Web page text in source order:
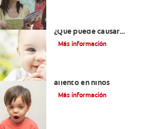
¿Qué puede causar
retrasos en la
Más información
aliento en niños
Más información